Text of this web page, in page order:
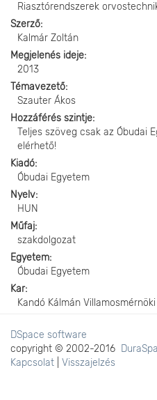
Riasztórendszerek
Szerző
Kalmár Zoltán
Megjelenés ideje
2013
Témavezető
Szauter Ákos
Hozzáférés szintje
Teljes szöveg csak az Óbudai
elérhető!
Kiadó
Óbudai Egyetem
Nyelv
HUN
Műfaj
szakdolgozat
Egyetem
Óbudai Egyetem
Kar
Kandó Kálmán
DSpace software
copyright © 2002-2016
Kapcsolat
Visszajelzés